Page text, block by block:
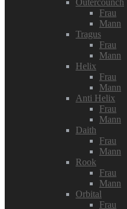
Outercounch
Frau
Mann
Tragus
Frau
Mann
Helix
Frau
Mann
Anti Helix
Frau
Mann
Daith
Frau
Mann
Rook
Frau
Mann
Orbital
Frau